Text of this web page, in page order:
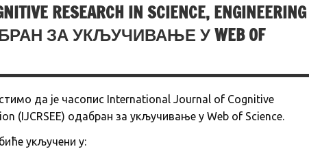
RESEARCH IN SCIENCE, ENGINEERING
ЗА УКЉУЧИВАЊЕ У WEB OF
да је часопис International Journal of Cognitive
(IJCRSEE) одабран за укључивање у Web of Science.
укључени у: